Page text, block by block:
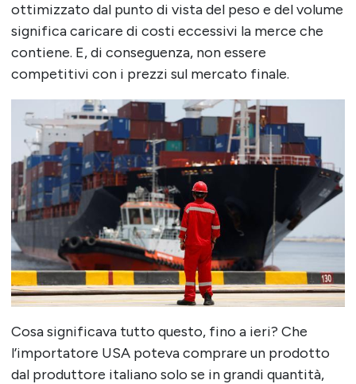
ottimizzato dal punto di vista del peso e del volume
significa caricare di costi eccessivi la merce che
contiene. E, di conseguenza, non essere
competitivi con i prezzi sul mercato finale.
Cosa significava tutto questo, fino a ieri? Che
l’importatore USA poteva comprare un prodotto
dal produttore italiano solo se in grandi quantità,